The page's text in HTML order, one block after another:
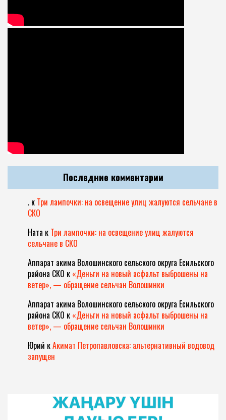
Последние комментарии
. к Три лампочки: на освещение улиц жалуются сельчане в
СКО
Ната к Три лампочки: на освещение улиц жалуются
сельчане в СКО
Аппарат акима Волошинского сельского округа Есильского
района СКО к «Деньги на новый асфальт выброшены на
ветер», — обращение сельчан Волошинки
Аппарат акима Волошинского сельского округа Есильского
района СКО к «Деньги на новый асфальт выброшены на
ветер», — обращение сельчан Волошинки
Юрий кАкимат Петропавловска: альтернативный водовод
запущен